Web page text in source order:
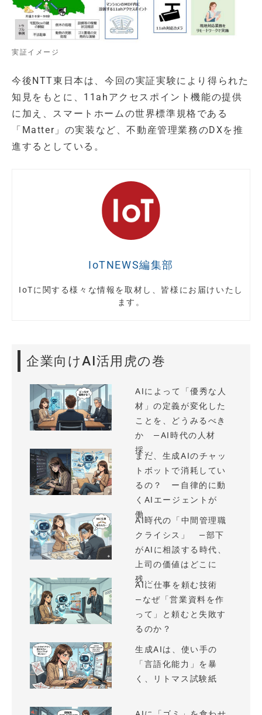
実証イメージ
今後NTT東日本は、今回の実証実験により得られた
知見をもとに、11ahアクセスポイント機能の提供
に加え、スマートホームの世界標準規格である
「Matter」の実装など、不動産管理業務のDXを推
進するとしている。
IoTNEWS編集部
IoTに関する様々な情報を取材し、皆様にお届けいたし
ます。
企業向けAI活用虎の巻
AIによって「優秀な人
材」の定義が変化した
ことを、どうみるべき
か —AI時代の人材
採...
まだ、生成AIのチャッ
トボットで消耗してい
るの？ ー自律的に動
くAIエージェントが
働...
AI時代の「中間管理職
クライシス」 —部下
がAIに相談する時代、
上司の価値はどこに
残...
AIに仕事を頼む技術
—なぜ「営業資料を作
って」と頼むと失敗す
るのか？
生成AIは、使い手の
「言語化能力」を暴
く、リトマス試験紙